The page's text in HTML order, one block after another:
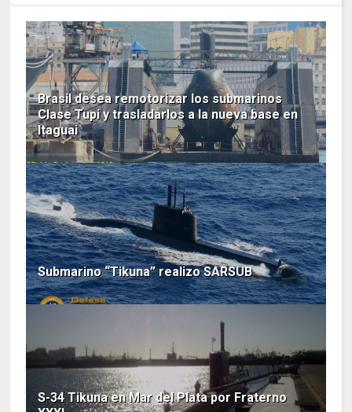
Brasil desea remotorizar los submarinos
Clase Tupi y trasladarlos a la nueva base en
Itaguai
Submarino “Tikuna” realizo SARSUB
S-34 Tikuna en Mar del Plata por Fraterno